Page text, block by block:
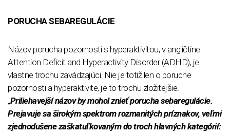
PORUCHA SEBAREGULÁCIE
Názov porucha pozornosti s hyperaktivitou, v angličtine
Attention Deficit and Hyperactivity Disorder (ADHD), je
vlastne trochu zavádzajúci. Nie je totiž len o poruche
pozornosti a hyperaktivite, je to trochu zložitejšie.
„Priliehavejší názov by mohol znieť porucha sebaregulácie.
Prejavuje sa širokým spektrom rozmanitých príznakov, veľmi
zjednodušene zaškatuľkovaným do troch hlavných kategórií: